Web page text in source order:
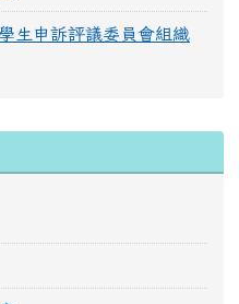
生申訴評議委員會組織